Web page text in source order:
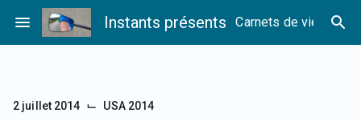
contenu
menu Instants présents Carnets de vie search
2 juillet 2014 ⌙ USA 2014